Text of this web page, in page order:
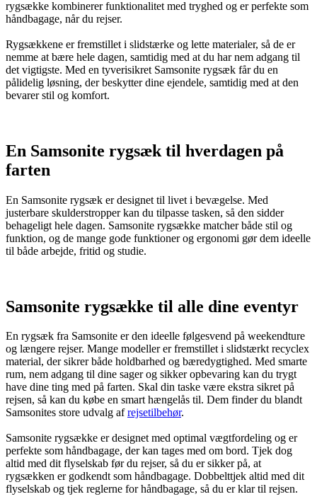
rygsække kombinerer funktionalitet med tryghed og er perfekte som
håndbagage, når du rejser.
Rygsækkene er fremstillet i slidstærke og lette materialer, så de er
nemme at bære hele dagen, samtidig med at du har nem adgang til
det vigtigste. Med en tyverisikret Samsonite rygsæk får du en
pålidelig løsning, der beskytter dine ejendele, samtidig med at den
bevarer stil og komfort.
En Samsonite rygsæk til hverdagen på
farten
En Samsonite rygsæk er designet til livet i bevægelse. Med
justerbare skulderstropper kan du tilpasse tasken, så den sidder
behageligt hele dagen. Samsonite rygsække matcher både stil og
funktion, og de mange gode funktioner og ergonomi gør dem ideelle
til både arbejde, fritid og studie.
Samsonite rygsække til alle dine eventyr
En rygsæk fra Samsonite er den ideelle følgesvend på weekendture
og længere rejser. Mange modeller er fremstillet i slidstærkt recyclex
material, der sikrer både holdbarhed og bæredygtighed. Med smarte
rum, nem adgang til dine sager og sikker opbevaring kan du trygt
have dine ting med på farten. Skal din taske være ekstra sikret på
rejsen, så kan du købe en smart hængelås til. Dem finder du blandt
Samsonites store udvalg afrejsetilbehør.
Samsonite rygsække er designet med optimal vægtfordeling og er
perfekte som håndbagage, der kan tages med om bord. Tjek dog
altid med dit flyselskab før du rejser, så du er sikker på, at
rygsækken er godkendt som håndbagage. Dobbelttjek altid med dit
flyselskab og tjek reglerne for håndbagage, så du er klar til rejsen.